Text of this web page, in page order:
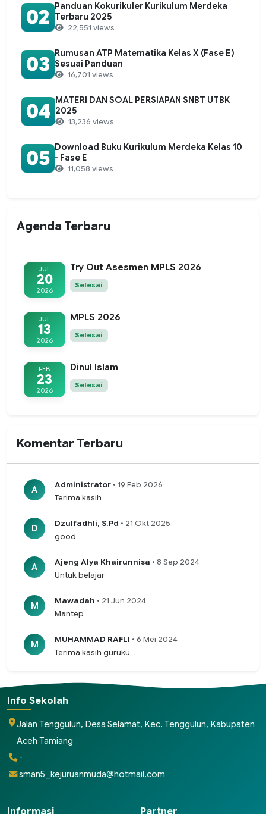
02 Panduan Kokurikuler Kurikulum Merdeka
Terbaru 2025
22,551 views
03 Rumusan ATP Matematika Kelas X (Fase E)
Sesuai Panduan
16,701 views
04 MATERI DAN SOAL PERSIAPAN SNBT UTBK
2025
13,236 views
05 Download Buku Kurikulum Merdeka Kelas 10
- Fase E
11,058 views
Agenda Terbaru
JUL
20
2026
Try Out Asesmen MPLS 2026
Selesai
JUL
13
2026
MPLS 2026
Selesai
FEB
23
2026
Dinul Islam
Selesai
Komentar Terbaru
A Administrator • 19 Feb 2026
Terima kasih
D Dzulfadhli, S.Pd • 21 Okt 2025
good
A Ajeng Alya Khairunnisa • 8 Sep 2024
Untuk belajar
M Mawadah • 21 Jun 2024
Mantep
M MUHAMMAD RAFLI • 6 Mei 2024
Terima kasih guruku
Info Sekolah
Jalan Tenggulun, Desa Selamat, Kec. Tenggulun, Kabupaten
Aceh Tamiang
-
sman5_kejuruanmuda@hotmail.com
Informasi Partner